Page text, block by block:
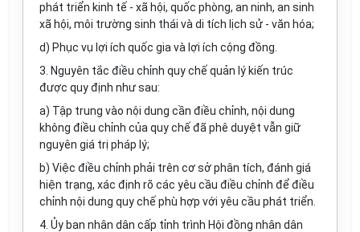
phát triển kinh tế - xã hội, quốc phòng, an ninh, an sinh
xã hội, môi trường sinh thái và di tích lịch sử - văn hóa;
d) Phục vụ lợi ích quốc gia và lợi ích cộng đồng.
3. Nguyên tắc điều chỉnh quy chế quản lý kiến trúc
được quy định như sau:
a) Tập trung vào nội dung cần điều chỉnh, nội dung
không điều chỉnh của quy chế đã phê duyệt vẫn giữ
nguyên giá trị pháp lý;
b) Việc điều chỉnh phải trên cơ sở phân tích, đánh giá
hiện trạng, xác định rõ các yêu cầu điều chỉnh để điều
chỉnh nội dung quy chế phù hợp với yêu cầu phát triển.
4. Ủy ban nhân dân cấp tỉnh trình Hội đồng nhân dân